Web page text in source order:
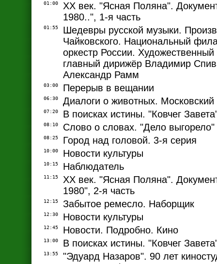
01:00
ХХ век. "Ясная Поляна".
1980..", 1-я часть
01:55
Шедевры русской музыки.
Чайковского. Национальный
оркестр России. Художественный
главный дирижёр Владимир
Александр Рамм
03:00 Перерыв в вещании
06:30 Диалоги о животных. Московский
07:20 В поисках истины. "Ковчег
08:10 Слово о словах. "Дело выгорело"
08:25 Город над головой. 3-я серия
10:00 Новости культуры
10:15 Наблюдатель
11:15
ХХ век. "Ясная Поляна".
1980", 2-я часть
12:15 Забытое ремесло. Наборщик
12:30 Новости культуры
12:45 Новости. Подробно. Кино
13:00 В поисках истины. "Ковчег
13:55
"Эдуард Назаров". 90 лет